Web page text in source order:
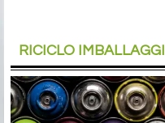
RICICLO IMBALLAGGI